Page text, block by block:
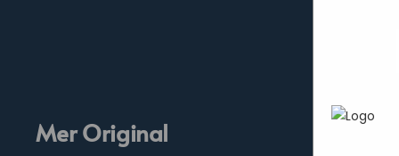
Mer Original
uw
heen
wordt